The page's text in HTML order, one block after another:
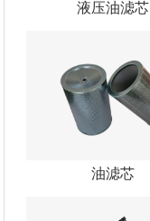
液压油滤芯
油滤芯